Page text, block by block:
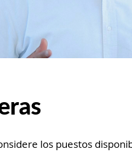
los puestos